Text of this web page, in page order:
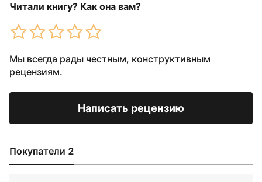
Читали книгу? Как она вам?
Мы всегда рады честным, конструктивным
рецензиям.
Написать рецензию
Покупатели 2